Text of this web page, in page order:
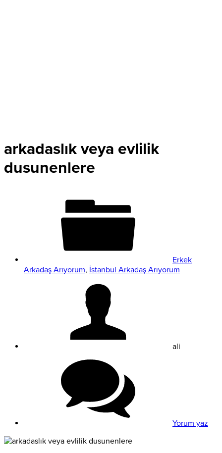
arkadaslık veya evlilik
dusunenlere
Erkek
Arkadaş Arıyorum, İstanbul Arkadaş Arıyorum
ali
Yorum yaz